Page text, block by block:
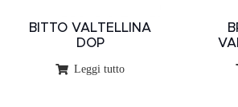
BITTO VALTELLINA
DOP
Leggi tutto